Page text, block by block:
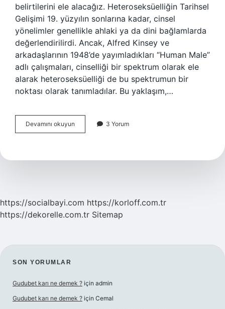
belirtilerini ele alacağız. Heteroseksüelliğin Tarihsel
Gelişimi 19. yüzyılın sonlarına kadar, cinsel
yönelimler genellikle ahlaki ya da dini bağlamlarda
değerlendirilirdi. Ancak, Alfred Kinsey ve
arkadaşlarının 1948’de yayımladıkları “Human Male”
adlı çalışmaları, cinselliği bir spektrum olarak ele
alarak heteroseksüelliği de bu spektrumun bir
noktası olarak tanımladılar. Bu yaklaşım,…
Devamını okuyun Heteroseksüel
belirtileri
3 Yorum
https://socialbayi.com https://korloff.com.tr
https://dekorelle.com.tr Sitemap
SIDEBAR
SON YORUMLAR
Gudubet karı ne demek ? için admin
Gudubet karı ne demek ? için Cemal